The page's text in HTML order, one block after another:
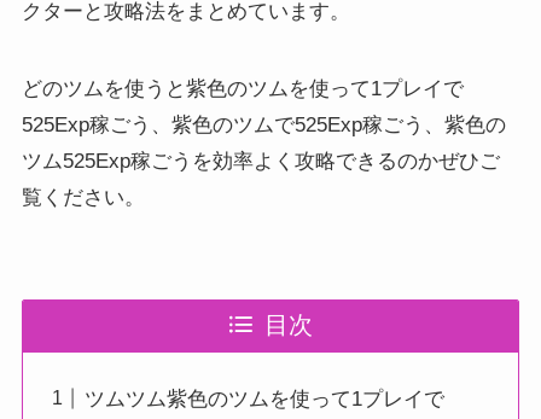
クターと攻略法をまとめています。
どのツムを使うと紫色のツムを使って1プレイで
525Exp稼ごう、紫色のツムで525Exp稼ごう、紫色の
ツム525Exp稼ごうを効率よく攻略できるのかぜひご
覧ください。
目次
ツムツム紫色のツムを使って1プレイで